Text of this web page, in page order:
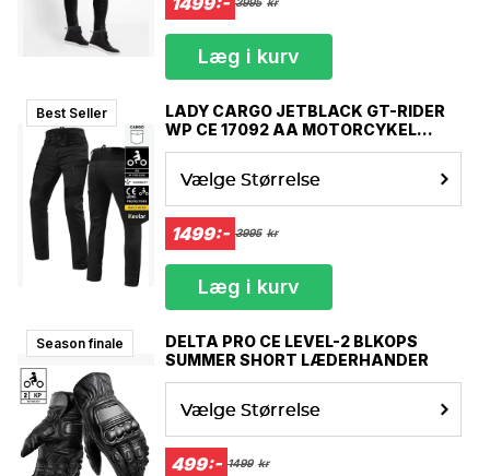
3995 kr
Læg i kurv
Best Seller
LADY CARGO JETBLACK GT-RIDER
WP CE 17092 AA MOTORCYKEL
JEANS
Vælge Størrelse
1499:- 3995 kr
Læg i kurv
Season finale
DELTA PRO CE LEVEL-2 BLKOPS
SUMMER SHORT LÆDERHANDER
Vælge Størrelse
499:- 1499 kr